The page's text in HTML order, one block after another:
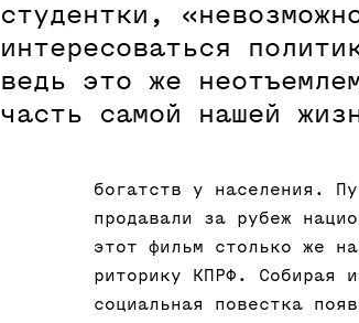
студентки,
интересоваться
ведь это же
часть самой нашей
богатств у населения.
продавали за рубеж
этот фильм столько же
риторику КПРФ. Собирая
социальная повестка